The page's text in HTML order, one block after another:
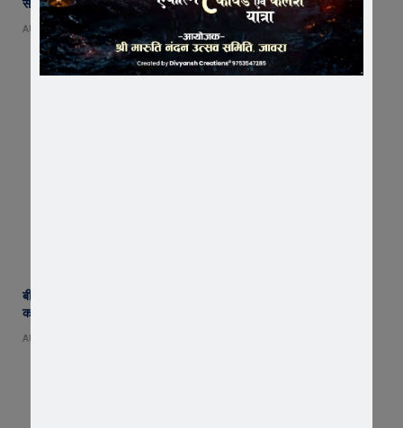
संपन्न
AUGUST 5, 2026
बीमा कंपनी के खिलाफ किसानों का विस्फोट ! जावरा में वाहनों की रैली, एसडीएम
कार्यालय का घेराव, ‘घोड़ारोज मारने की अनुमति दो’ की उठी मांग
AUGUST 4, 2026